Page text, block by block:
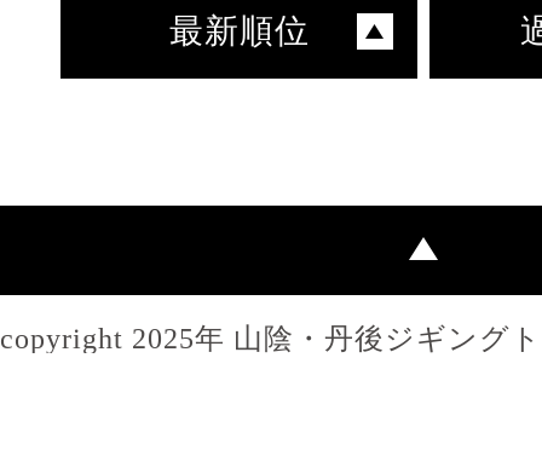
最新順位
copyright 2025年 山陰・丹後ジギング